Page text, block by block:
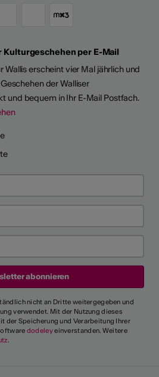
per E-Mail
Wallis erscheint vier Mal jährlich und
der Walliser
und bequem in Ihr E-Mail Postfach.
nicht an Dritte weitergegeben und
verwendet. Mit der Nutzung dieses
der Speicherung und Verarbeitung Ihrer
dodeleyeinverstanden. Weitere
.